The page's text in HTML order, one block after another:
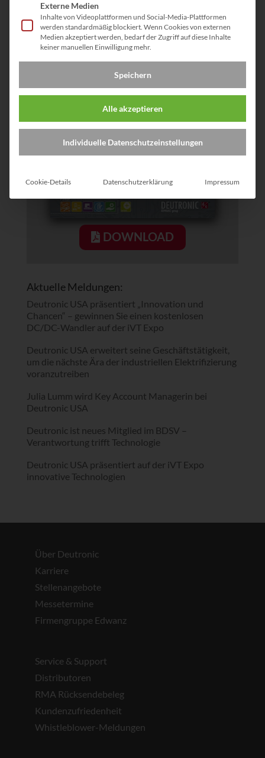
DOWNLOAD
Aktuelle Meldungen:
Deutronic USA präsentiert „Innovation und
Chancen“ – gewinnen Sie einen kostenlosen
DC/DC-Wandler auf der iVT Expo
Deutronic USA erweitert seine Geschäftstätigkeit,
um die nächste Ära der industriellen Elektrifizierung
voranzutreiben
Julia Lumm wird Key Account Managerin bei
Deutronic USA
Deutronic ist neues Mitglied im BDSV –
Verantwortung trifft Technologie
Deutronic USA präsentiert auf der iVT Expo
innovative Technologien
Über Deutronic
Karriere
Stellenangebote
Messetermine
Firmengruppe Edwanz
Service & Support
Distributoren
RMA Rücksendebeleg
Kundenzufriedenheit
Whistleblower-Meldungen
Externe Medien
Inhalte von Videoplattformen und Social-Media-Plattformen
werden standardmäßig blockiert. Wenn Cookies von externen
Medien akzeptiert werden, bedarf der Zugriff auf diese Inhalte
keiner manuellen Einwilligung mehr.
Speichern
Alle akzeptieren
Individuelle Datenschutzeinstellungen
Cookie-Details Datenschutzerklärung Impressum